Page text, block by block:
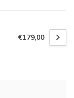
€179,00